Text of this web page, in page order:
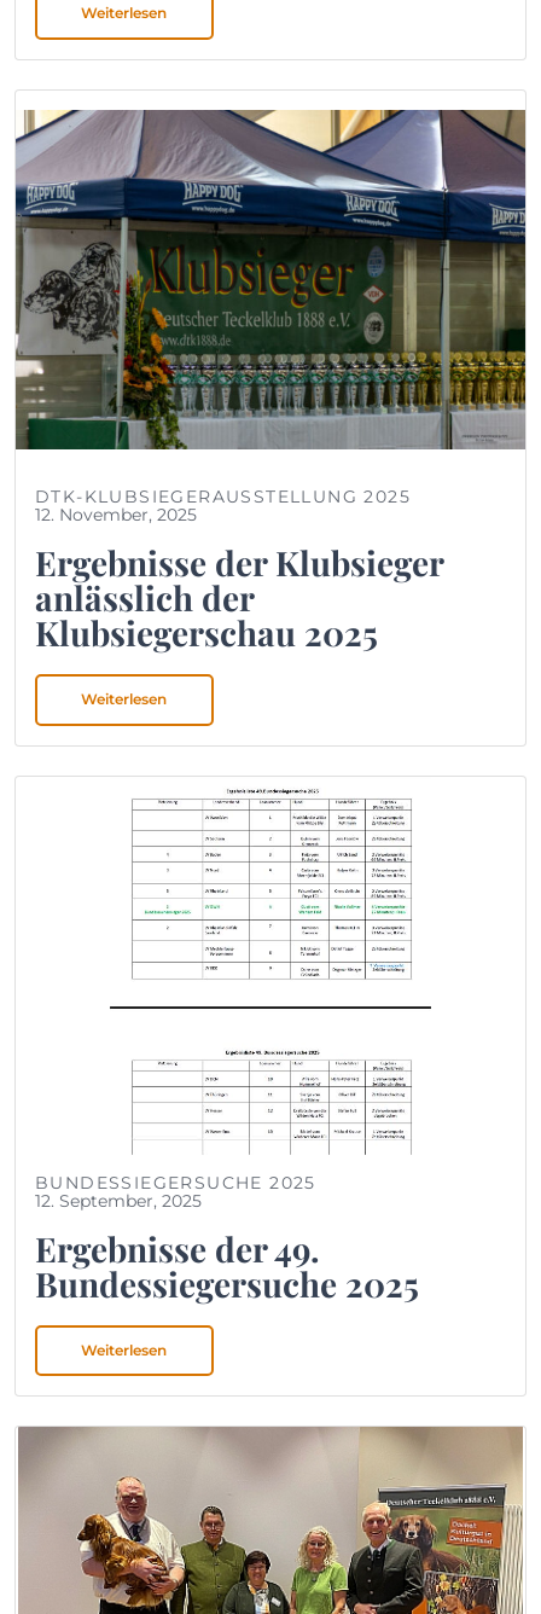
Weiterlesen
DTK-KLUBSIEGERAUSSTELLUNG 2025
12. November, 2025
Ergebnisse der Klubsieger
anlässlich der
Klubsiegerschau 2025
Weiterlesen
BUNDESSIEGERSUCHE 2025
12. September, 2025
Ergebnisse der 49.
Bundessiegersuche 2025
Weiterlesen